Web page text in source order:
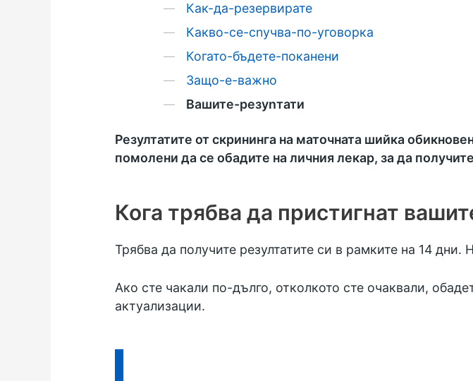
Как-да-резервирате
Какво-се-сnучва-по-уговорка
Когато-бъдете-поканени
Защо-е-важно
Вашите-резуnтати
Резултатите от скрининга на маточната шийка
помолени да се обадите на личния лекар, за да
Кога трябва да пристигнат
Трябва да получите резултатите си в рамките на 14
Ако сте чакали по-дълго, отколкото сте очаквали,
актуализации.